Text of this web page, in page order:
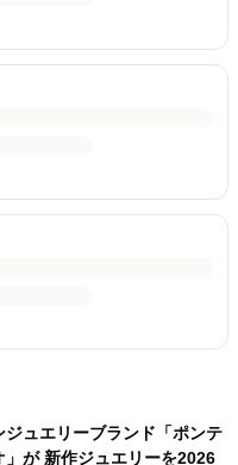
ジュエリーブランド「ポンテ
」が 新作ジュエリーを2026